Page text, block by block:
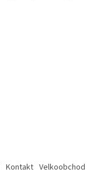
Kontakt Velkoobchod